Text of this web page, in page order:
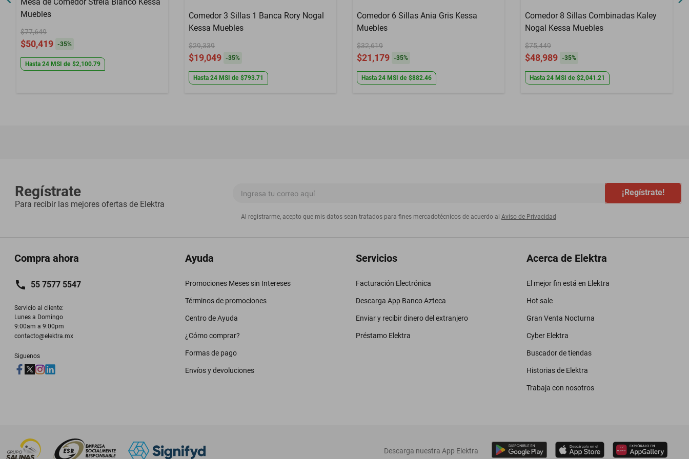
Muebles
$77,649
$50,419 -35%
Hasta 24 MSI de $2,100.79
Comedor 3 Sillas 1 Banca Rory Nogal
Kessa Muebles
$29,339
$19,049 -35%
Hasta 24 MSI de $793.71
Comedor 6 Sillas Ania Gris Kessa
Muebles
$32,619
$21,179 -35%
Hasta 24 MSI de $882.46
Comedor 8 Sillas Combinadas Kaley
Nogal Kessa Muebles
$75,449
$48,989 -35%
Hasta 24 MSI de $2,041.21
Regístrate
Para recibir las mejores ofertas de Elektra
¡Regístrate!
Al registrarme, acepto que mis datos sean tratados para fines mercadotécnicos de acuerdo al Aviso de Privacidad
Compra ahora
55 7577 5547
Servicio al cliente:
Lunes a Domingo
9:00am a 9:00pm
contacto@elektra.mx
Siguenos
Ayuda
Promociones Meses sin Intereses
Términos de promociones
Centro de Ayuda
¿Cómo comprar?
Formas de pago
Envíos y devoluciones
Servicios
Facturación Electrónica
Descarga App Banco Azteca
Enviar y recibir dinero del extranjero
Préstamo Elektra
Acerca de Elektra
El mejor fin está en Elektra
Hot sale
Gran Venta Nocturna
Cyber Elektra
Buscador de tiendas
Historias de Elektra
Trabaja con nosotros
‎ Descarga nuestra App Elektra